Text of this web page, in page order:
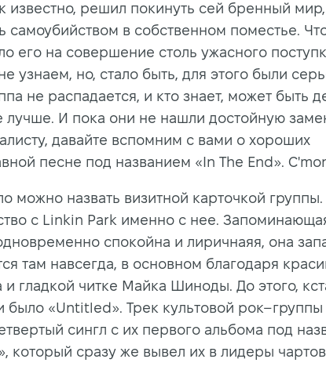
известно, решил покинуть сей бренный мир,
самоубийством в собственном поместье.
его на совершение столь ужасного
узнаем, но, стало быть, для этого были
не распадается, и кто знает, может быть
лучше. И пока они не нашли достойную
давайте вспомним с вами о хороших
песне под названием «In The End».
можно назвать визитной карточкой
с Linkin Park именно с нее.
спокойна и лиричнаяя, она
там навсегда, в основном благодаря
и гладкой читке Майка Шиноды. До этого,
было «Untitled». Трек культовой рок–группы
сингл с их первого альбома под
который сразу же вывел их в лидеры